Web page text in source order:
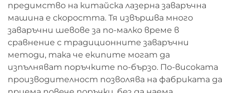
предимство на китайска лазерна заваръчна
машина е скоростта. Тя извършва много
заваръчни шевове за по-малко време в
сравнение с традиционните заваръчни
методи, така че екипите могат да
изпълняват поръчките по-бързо. По-високата
производителност позволява на фабриката да